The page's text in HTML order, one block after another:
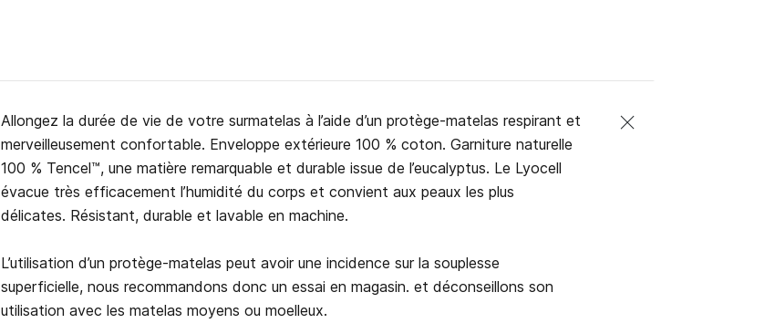
Allongez la durée de vie de votre surmatelas à l’aide d’un protège-matelas respirant et
merveilleusement confortable. Enveloppe extérieure 100 % coton. Garniture naturelle
100 % Tencel™, une matière remarquable et durable issue de l’eucalyptus. Le Lyocell
évacue très efficacement l’humidité du corps et convient aux peaux les plus
délicates. Résistant, durable et lavable en machine.
L’utilisation d’un protège-matelas peut avoir une incidence sur la souplesse
superficielle, nous recommandons donc un essai en magasin. et déconseillons son
utilisation avec les matelas moyens ou moelleux.